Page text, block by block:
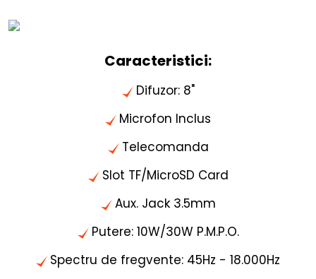
Caracteristici:
Difuzor: 8"
Microfon Inclus
Telecomanda
Slot TF/MicroSD Card
Aux. Jack 3.5mm
Putere: 10W/30W P.M.P.O.
Spectru de fregvente: 45Hz - 18.000Hz